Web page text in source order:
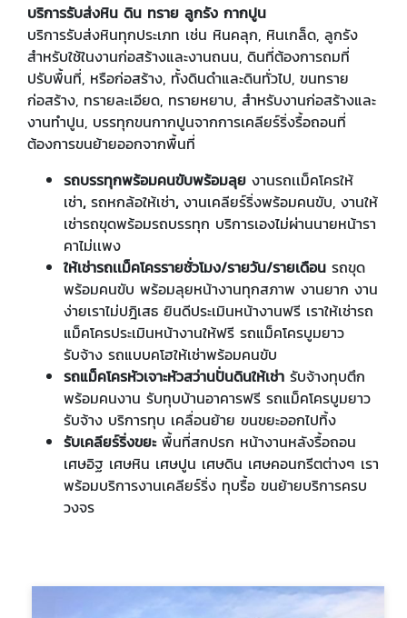
บริการรับส่งหิน ดิน ทราย ลูกรัง กากปูน
บริการรับส่งหินทุกประเภท เช่น หินคลุก, หินเกล็ด, ลูกรัง
สำหรับใช้ในงานก่อสร้างและงานถนน, ดินที่ต้องการถมที่
ปรับพื้นที่, หรือก่อสร้าง, ทั้งดินดำและดินทั่วไป, ขนทราย
ก่อสร้าง, ทรายละเอียด, ทรายหยาบ, สำหรับงานก่อสร้างและ
งานทำปูน, บรรทุกขนกากปูนจากการเคลียร์ริ่งรื้อถอนที่
ต้องการขนย้ายออกจากพื้นที่
รถบรรทุกพร้อมคนขับพร้อมลุย งานรถเเม็คโครให้
เช่า, รถหกล้อให้เช่า, งานเคลียร์ริ่งพร้อมคนขับ, งานให้
เช่ารถขุดพร้อมรถบรรทุก บริการเองไม่ผ่านนายหน้ารา
คาไม่เเพง
ให้เช่ารถเเม็คโครรายชั่วโมง/รายวัน/รายเดือน รถขุด
พร้อมคนขับ พร้อมลุยหน้างานทุกสภาพ งานยาก งาน
ง่ายเราไม่ปฎิเสธ ยินดีประเมินหน้างานฟรี เราให้เช่ารถ
แม็คโครประเมินหน้างานให้ฟรี รถแม็คโครบูมยาว
รับจ้าง รถแบบคโฮให้เช่าพร้อมคนขับ
รถแม็คโครหัวเจาะหัวสว่านปั่นดินให้เช่า รับจ้างทุบตึก
พร้อมคนงาน รับทุบบ้านอาคารฟรี รถแม็คโครบูมยาว
รับจ้าง บริการทุบ เคลื่อนย้าย ขนขยะออกไปทิ้ง
รับเคลียร์ริ่งขยะ พื้นที่สกปรก หน้างานหลังรื้อถอน
เศษอิฐ เศษหิน เศษปูน เศษดิน เศษคอนกรีตต่างๆ เรา
พร้อมบริการงานเคลียร์ริ่ง ทุบรื้อ ขนย้ายบริการครบ
วงจร